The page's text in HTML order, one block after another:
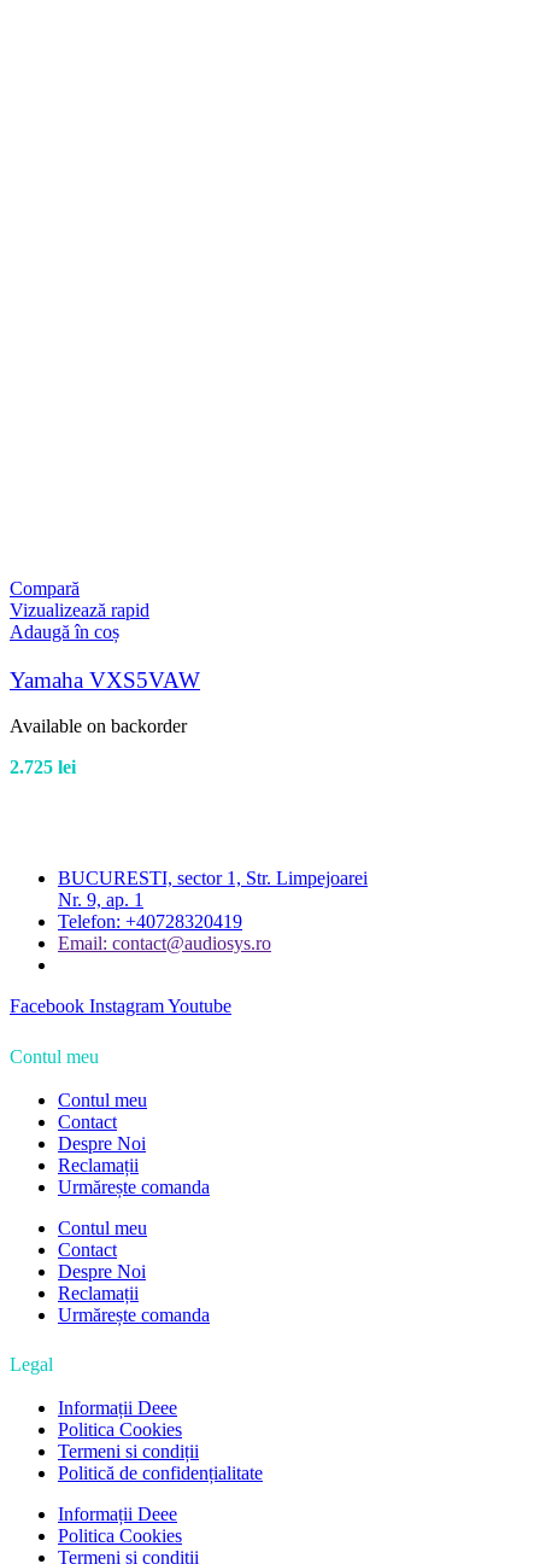
Compară
Vizualizează rapid
Adaugă în coș
Yamaha VXS5VAW
Available on backorder
2.725 lei
BUCURESTI, sector 1, Str. Limpejoarei
Nr. 9, ap. 1
Telefon: +40728320419
Email: contact@audiosys.ro
Facebook InstagramYoutube
Contul meu
Contul meu
Contact
Despre Noi
Reclamații
Urmărește comanda
Contul meu
Contact
Despre Noi
Reclamații
Urmărește comanda
Legal
Informații Deee
Politica Cookies
Termeni si condiții
Politică de confidențialitate
Informații Deee
Politica Cookies
Termeni si condiții